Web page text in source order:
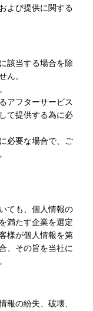
よび提供に関する
該当する場合を除
ん。
アフターサービス
て提供する為に必
必要な場合で、ご
ても、個人情報の
満たす企業を選定
様が個人情報を第
、その旨を当社に
報の紛失、破壊、